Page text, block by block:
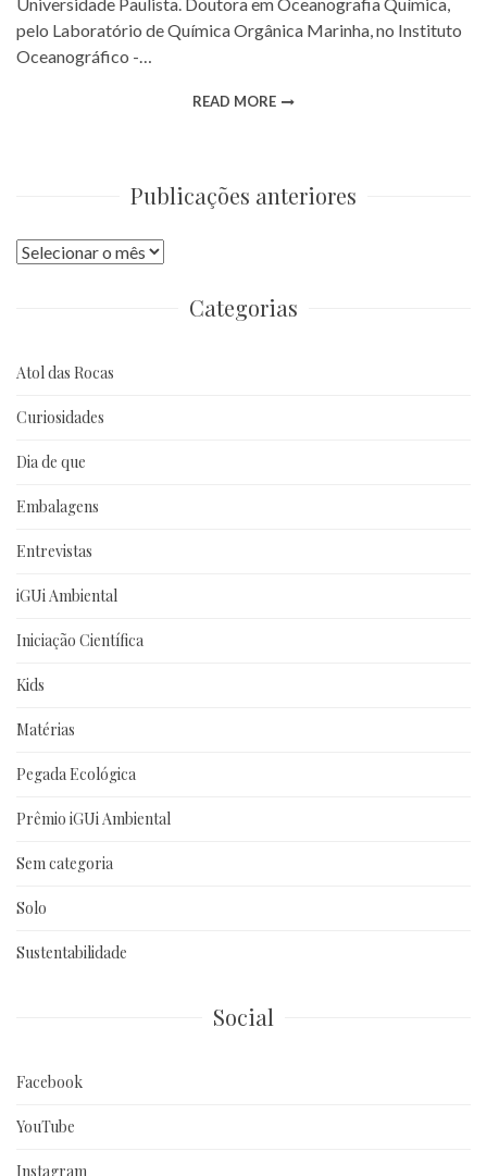
pelo Laboratório de Química Orgânica Marinha, no Instituto
Oceanográfico -…
READ MORE
Publicações anteriores
Publicações
Categorias
Atol das Rocas
Curiosidades
Dia de que
Embalagens
Entrevistas
iGUi Ambiental
Iniciação Científica
Kids
Matérias
Pegada Ecológica
Prêmio iGUi Ambiental
Sem categoria
Solo
Sustentabilidade
Social
Facebook
YouTube
Instagram